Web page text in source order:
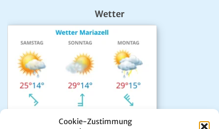
Cookie-Zustimmung
Wetter